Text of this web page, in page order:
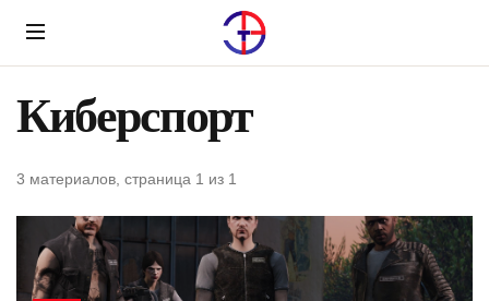
Menu
Киберспорт
3 материалов, страница 1 из 1